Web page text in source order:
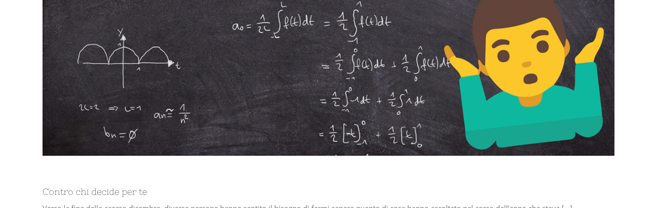
Contro chi decide per te